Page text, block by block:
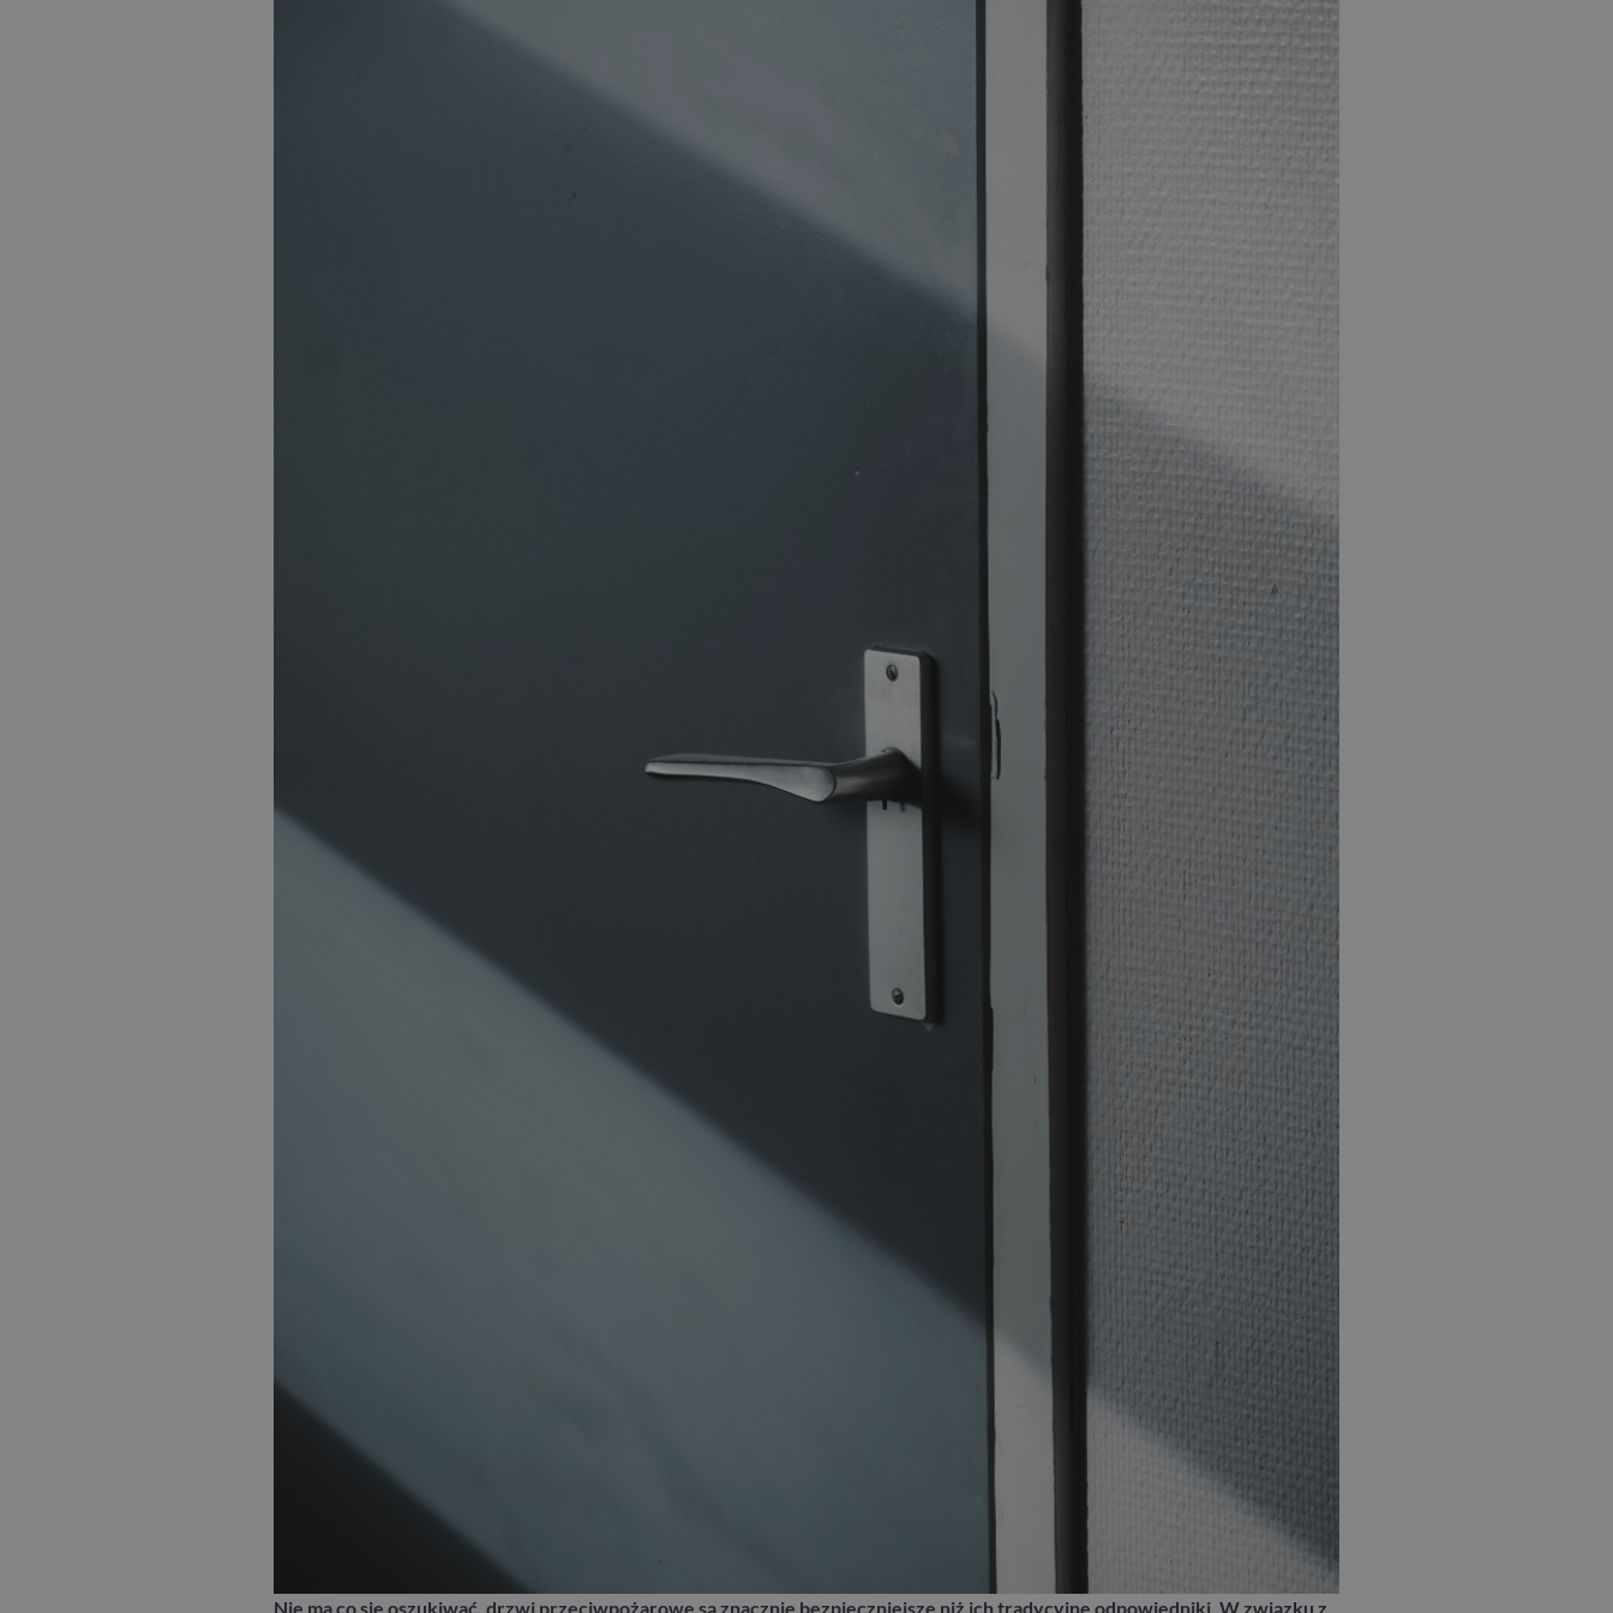
Nie ma co się oszukiwać, drzwi przeciwpożarowe są znacznie bezpieczniejsze niż ich tradycyjne odpowiedniki. W związku z